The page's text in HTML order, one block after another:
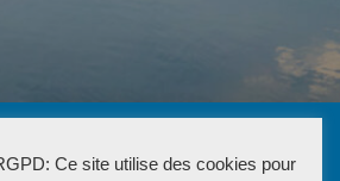
PETRUCCI CONVERT
Ce site utilise des cookies pour